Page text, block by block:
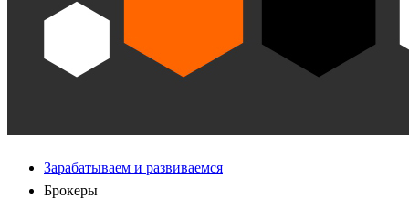
Зарабатываем и развиваемся
Брокеры